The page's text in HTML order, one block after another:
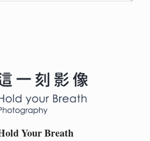
Your Breath